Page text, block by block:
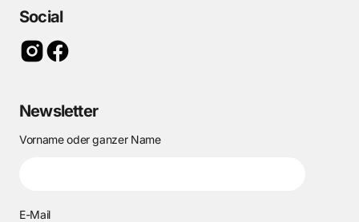
Social
Newsletter
Vorname oder ganzer Name
E-Mail